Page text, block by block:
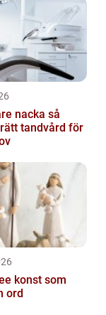
nacka så
tandvård för
ord